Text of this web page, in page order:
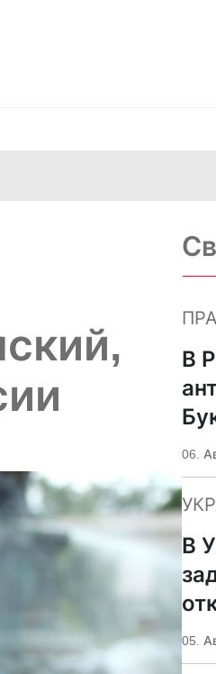
В
06.
В
05.